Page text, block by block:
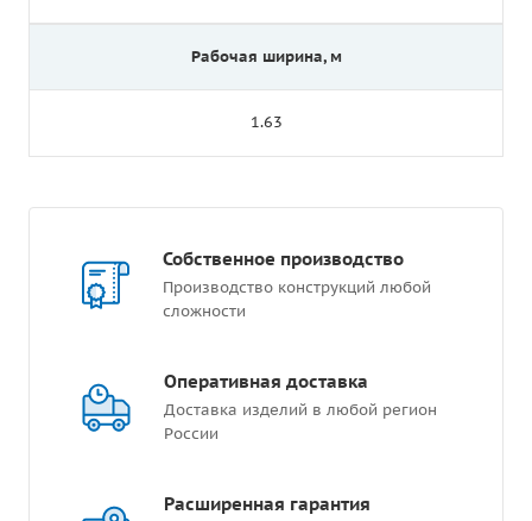
Рабочая ширина, м
1.63
Собственное производство
Производство конструкций любой
сложности
Оперативная доставка
Доставка изделий в любой регион
России
Расширенная гарантия